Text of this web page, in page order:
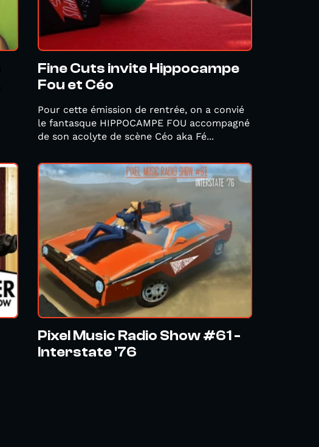
Fine Cuts invite Hippocampe
Fou et Céo
Pour cette émission de rentrée, on a convié
le fantasque HIPPOCAMPE FOU accompagné
de son acolyte de scène Céo aka Fé...
Pixel Music Radio Show #61 -
Interstate '76